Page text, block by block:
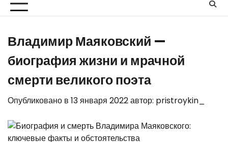
Владимир Маяковский —
биография жизни и мрачной
смерти великого поэта
Опубликовано в 13 января 2022автор: pristroykin_